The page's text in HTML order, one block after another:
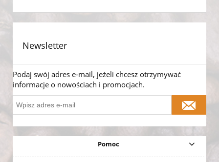
Newsletter
Podaj swój adres e-mail, jeżeli chcesz otrzymywać
informacje o nowościach i promocjach.
Pomoc